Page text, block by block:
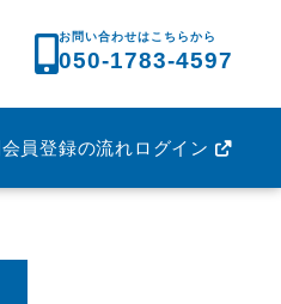
お問い合わせはこちらから
050-1783-4597
会員登録の流れログイン